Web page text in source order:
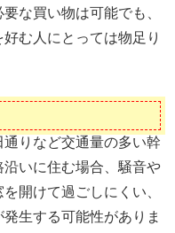
な買い物は可能でも、
む人にとっては物足り
りなど交通量の多い幹
いに住む場合、騒音や
開けて過ごしにくい、
生する可能性がありま